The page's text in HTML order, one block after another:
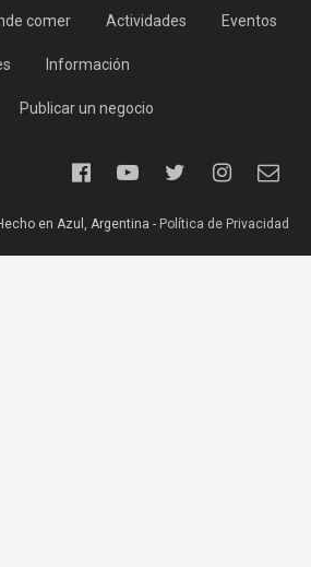
comer Actividades Eventos
Información
Publicar un negocio
en Azul, Argentina - Política de Privacidad